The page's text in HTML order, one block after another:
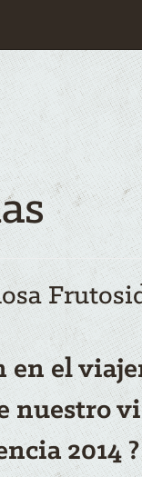
en el
nuestro
2014